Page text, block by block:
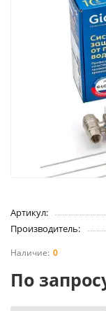
Артикул:
Производитель:
0
По